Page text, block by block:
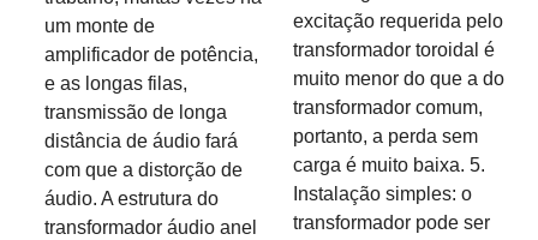
um monte de
amplificador de potência,
e as longas filas,
transmissão de longa
distância de áudio fará
com que a distorção de
áudio. A estrutura do
transformador áudio anel
excitação requerida pelo
transformador toroidal é
muito menor do que a do
transformador comum,
portanto, a perda sem
carga é muito baixa. 5.
Instalação simples: o
transformador pode ser